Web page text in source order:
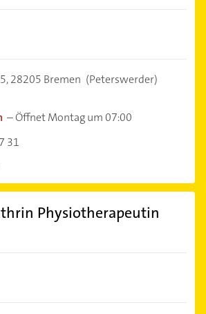
28205 Bremen (Peterswerder)
–Öffnet Montag um 07:00
31
Physiotherapeutin